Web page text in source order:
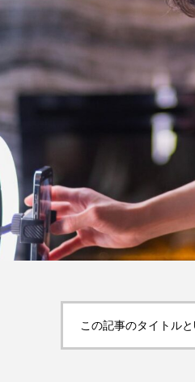
TAG
With Audrey F1／エフワン
Return to My Blue
ォー・グッド） Words
シュ アベンジャーズ：ドゥ
アンナ・サワイ イカゲーム
この記事のタイトル